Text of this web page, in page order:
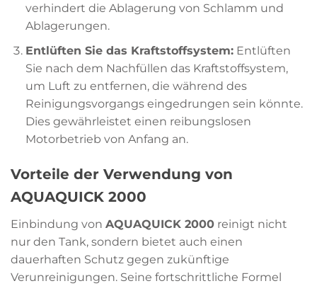
verhindert die Ablagerung von Schlamm und
Ablagerungen.
Entlüften Sie das Kraftstoffsystem:Entlüften
Sie nach dem Nachfüllen das Kraftstoffsystem,
um Luft zu entfernen, die während des
Reinigungsvorgangs eingedrungen sein könnte.
Dies gewährleistet einen reibungslosen
Motorbetrieb von Anfang an.
Vorteile der Verwendung von
AQUAQUICK 2000
Einbindung von AQUAQUICK 2000 reinigt nicht
nur den Tank, sondern bietet auch einen
dauerhaften Schutz gegen zukünftige
Verunreinigungen. Seine fortschrittliche Formel